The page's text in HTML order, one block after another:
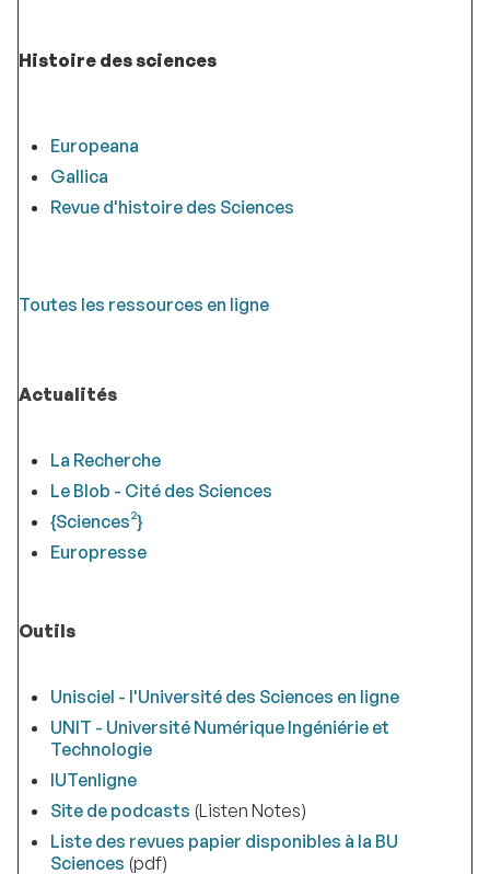
Histoire des sciences
Europeana
Gallica
Revue d'histoire des Sciences
Toutes les ressources en ligne
Actualités
La Recherche
Le Blob - Cité des Sciences
{Sciences²}
Europresse
Outils
Unisciel - l'Université des Sciences en ligne
UNIT - Université Numérique Ingéniérie et
Technologie
IUTenligne
Site de podcasts (Listen Notes)
Liste des revues papier disponibles à la BU
Sciences (pdf)